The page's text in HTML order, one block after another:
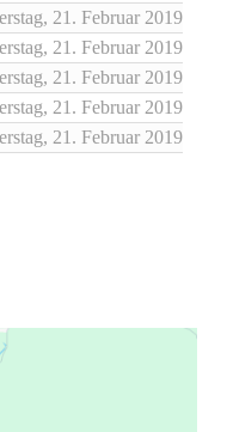
21. Februar 2019
21. Februar 2019
21. Februar 2019
21. Februar 2019
21. Februar 2019